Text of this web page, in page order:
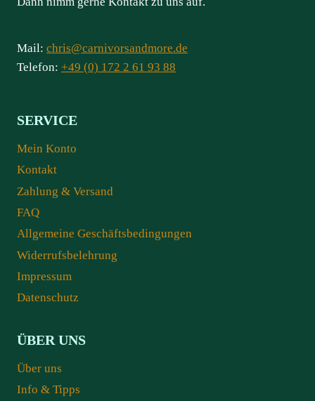
Mail: chris@carnivorsandmore.de
Telefon: +49 (0) 172 2 61 93 88
SERVICE
Mein Konto
Kontakt
Zahlung & Versand
FAQ
Allgemeine Geschäftsbedingungen
Widerrufsbelehrung
Impressum
Datenschutz
ÜBER UNS
Über uns
Info & Tipps